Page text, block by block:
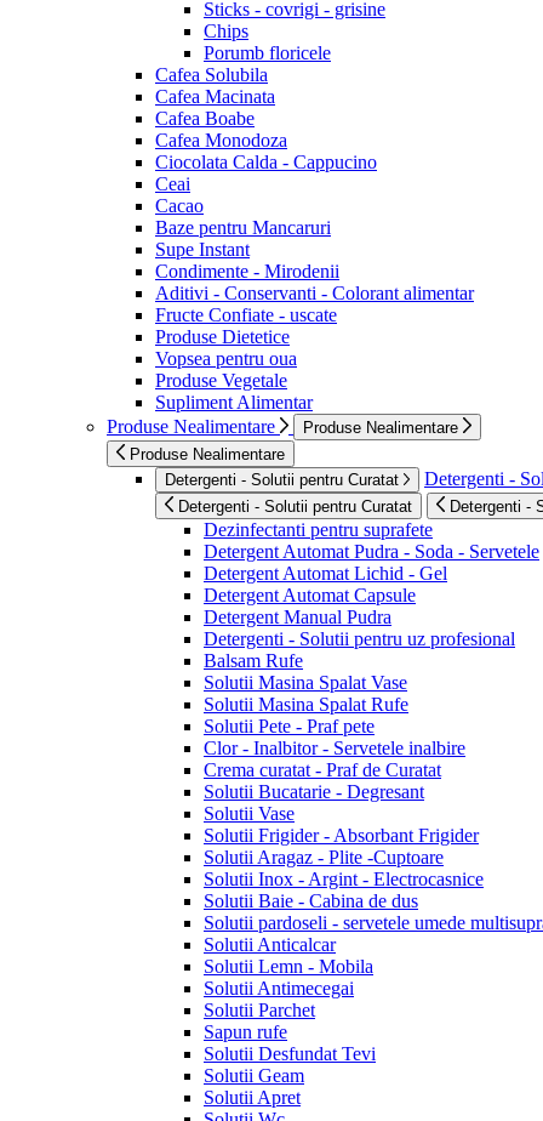
Sticks - covrigi - grisine
Chips
Porumb floricele
Cafea Solubila
Cafea Macinata
Cafea Boabe
Cafea Monodoza
Ciocolata Calda - Cappucino
Ceai
Cacao
Baze pentru Mancaruri
Supe Instant
Condimente - Mirodenii
Aditivi - Conservanti - Colorant alimentar
Fructe Confiate - uscate
Produse Dietetice
Vopsea pentru oua
Produse Vegetale
Supliment Alimentar
Produse Nealimentare
Produse Nealimentare
Produse Nealimentare
Detergenti - Solutii pentru Curatat
Detergenti -
Detergenti - Solutii pentru Curatat Detergenti -
Dezinfectanti pentru suprafete
Detergent Automat Pudra - Soda - Servetele
Detergent Automat Lichid - Gel
Detergent Automat Capsule
Detergent Manual Pudra
Detergenti - Solutii pentru uz profesional
Balsam Rufe
Solutii Masina Spalat Vase
Solutii Masina Spalat Rufe
Solutii Pete - Praf pete
Clor - Inalbitor - Servetele inalbire
Crema curatat - Praf de Curatat
Solutii Bucatarie - Degresant
Solutii Vase
Solutii Frigider - Absorbant Frigider
Solutii Aragaz - Plite -Cuptoare
Solutii Inox - Argint - Electrocasnice
Solutii Baie - Cabina de dus
Solutii pardoseli - servetele umede
Solutii Anticalcar
Solutii Lemn - Mobila
Solutii Antimecegai
Solutii Parchet
Sapun rufe
Solutii Desfundat Tevi
Solutii Geam
Solutii Apret